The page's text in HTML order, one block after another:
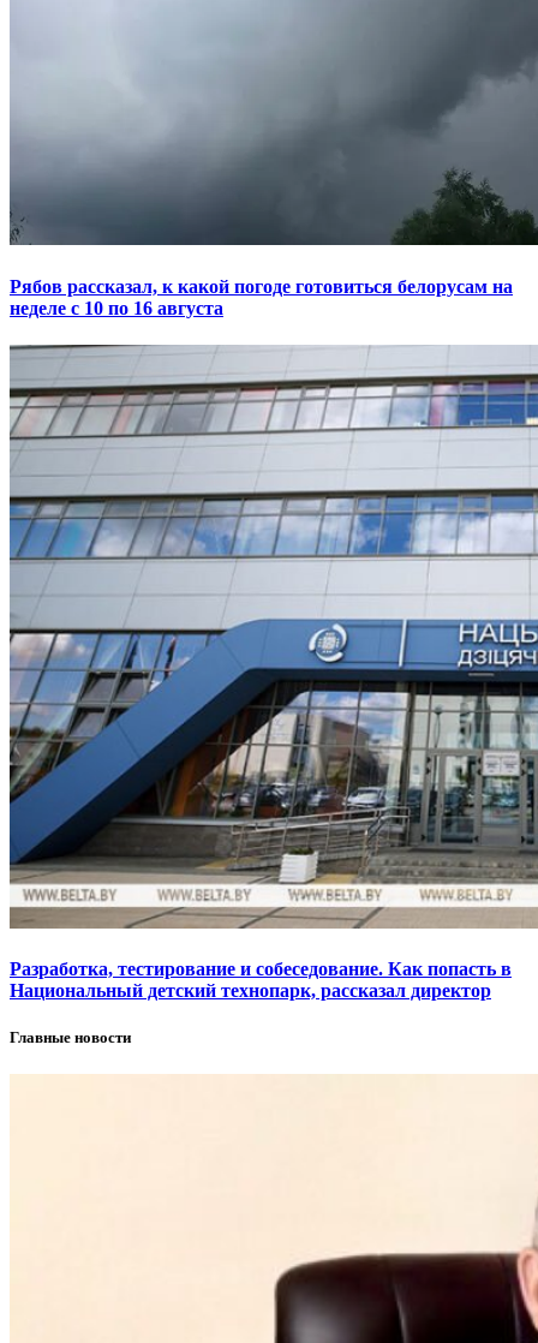
Рябов рассказал, к какой погоде готовиться белорусам на
неделе с 10 по 16 августа
Разработка, тестирование и собеседование. Как попасть в
Национальный детский технопарк, рассказал директор
Главные новости